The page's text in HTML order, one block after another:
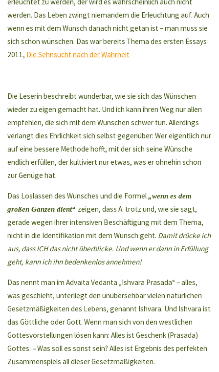
werden. Das Leben zwingt niemandem die Erleuchtung auf. Auch
wenn es mit dem Wunsch danach nicht getan ist – man muss sie
sich schon wünschen. Das war bereits Thema des ersten Essays
2011, Die Sehnsucht nach der Wahrheit
Die Leserin beschreibt wunderbar, wie sie sich das Wünschen
wieder zu eigen gemacht hat. Und ich kann ihren Weg nur allen
empfehlen, die sich mit dem Wünschen schwer tun. Allerdings
verlangt dies Ehrlichkeit sich selbst gegenüber: Wer eigentlich nur
auf eine bessere Methode hofft, mit der sich seine Wünsche
endlich erfüllen, der kultiviert nur etwas, was er ohnehin schon
zur Genüge hat.
Das Loslassen des Wunsches und die Formel„wenn es dem
großen Ganzen dient“ zeigen, dass A. trotz und, wie sie sagt,
gerade wegen ihrer intensiven Beschäftigung mit dem Thema,
nicht in die Identifikation mit dem Wunsch geht. Damit drücke ich
aus, dass ICH das nicht überblicke. Und wenn er dann in Erfüllung
geht, kann ich ihn bedenkenlos annehmen!
Das nennt man im Advaita Vedanta „Ishvara Prasada“ – alles,
was geschieht, unterliegt den unübersehbar vielen natürlichen
Gesetzmäßigkeiten des Lebens, genannt Ishvara. Und Ishvara ist
das Göttliche oder Gott. Wenn man sich von den westlichen
Gottesvorstellungen lösen kann: Alles ist Geschenk (Prasada)
Gottes. –Was soll es sonst sein? Alles ist Ergebnis des perfekten
Zusammenspiels all dieser Gesetzmäßigkeiten.